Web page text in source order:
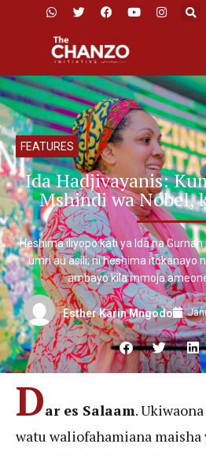
FEATURES
Ida Hadjivayanis:
Mshindi wa Nobel,
Heshima iliyopo kati ya Ida na
umri au asili; ni heshima itokanayo
ambayo kila mmoja
Esther Karin Mngodo
Dar es Salaam.
watu waliofahamiana maisha